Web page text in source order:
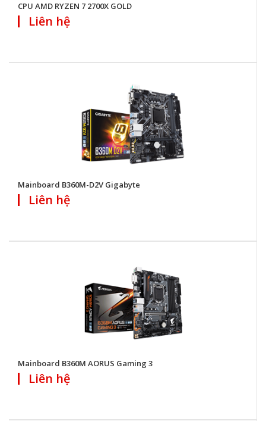
CPU AMD RYZEN 7 2700X GOLD
Liên hệ
Mainboard B360M-D2V Gigabyte
Liên hệ
Mainboard B360M AORUS Gaming 3
Liên hệ